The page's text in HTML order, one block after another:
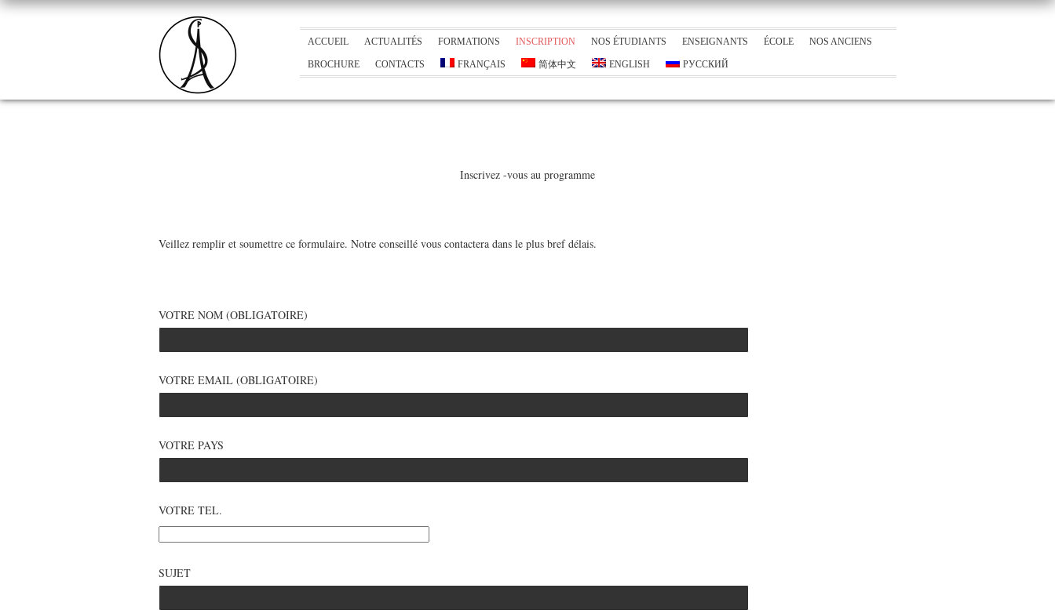
ACCUEIL ACTUALITÉS FORMATIONS INSCRIPTION NOS ÉTUDIANTS ENSEIGNANTS ÉCOLE NOS ANCIENS
BROCHURE CONTACTS FRANÇAIS 简体中文 ENGLISH РУССКИЙ
Inscrivez -vous au programme
Veillez remplir et soumettre ce formulaire. Notre conseillé vous contactera dans le plus bref délais.
VOTRE NOM (OBLIGATOIRE)
VOTRE EMAIL (OBLIGATOIRE)
VOTRE PAYS
VOTRE TEL.
SUJET